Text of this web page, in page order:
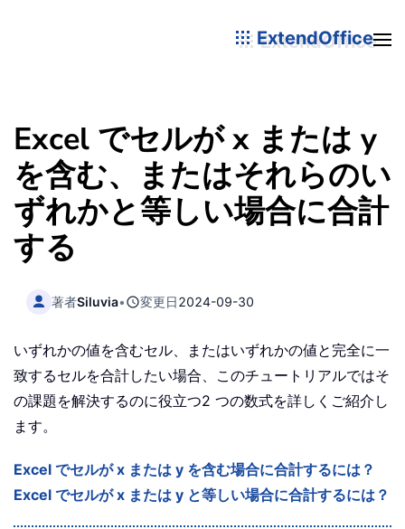
ExtendOffice
Excel でセルが x または y
を含む、またはそれらのい
ずれかと等しい場合に合計
する
著者Siluvia• 変更日2024-09-30
いずれかの値を含むセル、またはいずれかの値と完全に一
致するセルを合計したい場合、このチュートリアルではそ
の課題を解決するのに役立つ2 つの数式を詳しくご紹介し
ます。
Excel でセルが x または y を含む場合に合計するには？
Excel でセルが x または y と等しい場合に合計するには？